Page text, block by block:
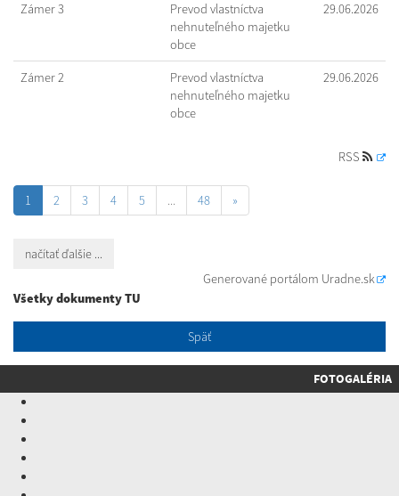
Zámer 3
Prevod vlastníctva
nehnuteľného majetku
obce
29.06.2026
Zámer 2
Prevod vlastníctva
nehnuteľného majetku
obce
29.06.2026
RSS
1 2 3 4 5 ... 48 »
načítať ďalšie ...
Generované portálom Uradne.sk
Všetky dokumenty TU
Späť
FOTOGALÉRIA